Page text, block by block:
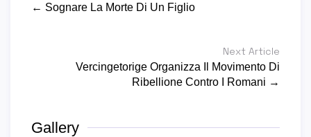
← Sognare La Morte Di Un Figlio
Next Article
Vercingetorige Organizza Il Movimento Di
Ribellione Contro I Romani →
Gallery